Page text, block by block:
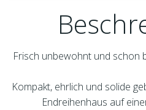
Frisch unbewohnt und schon
Kompakt, ehrlich und solide
Endreihenhaus auf